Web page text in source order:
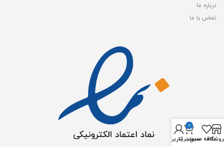
درباره ما
تماس با ما
علاقه مندی
0
سبد خرید
حساب کاربری من